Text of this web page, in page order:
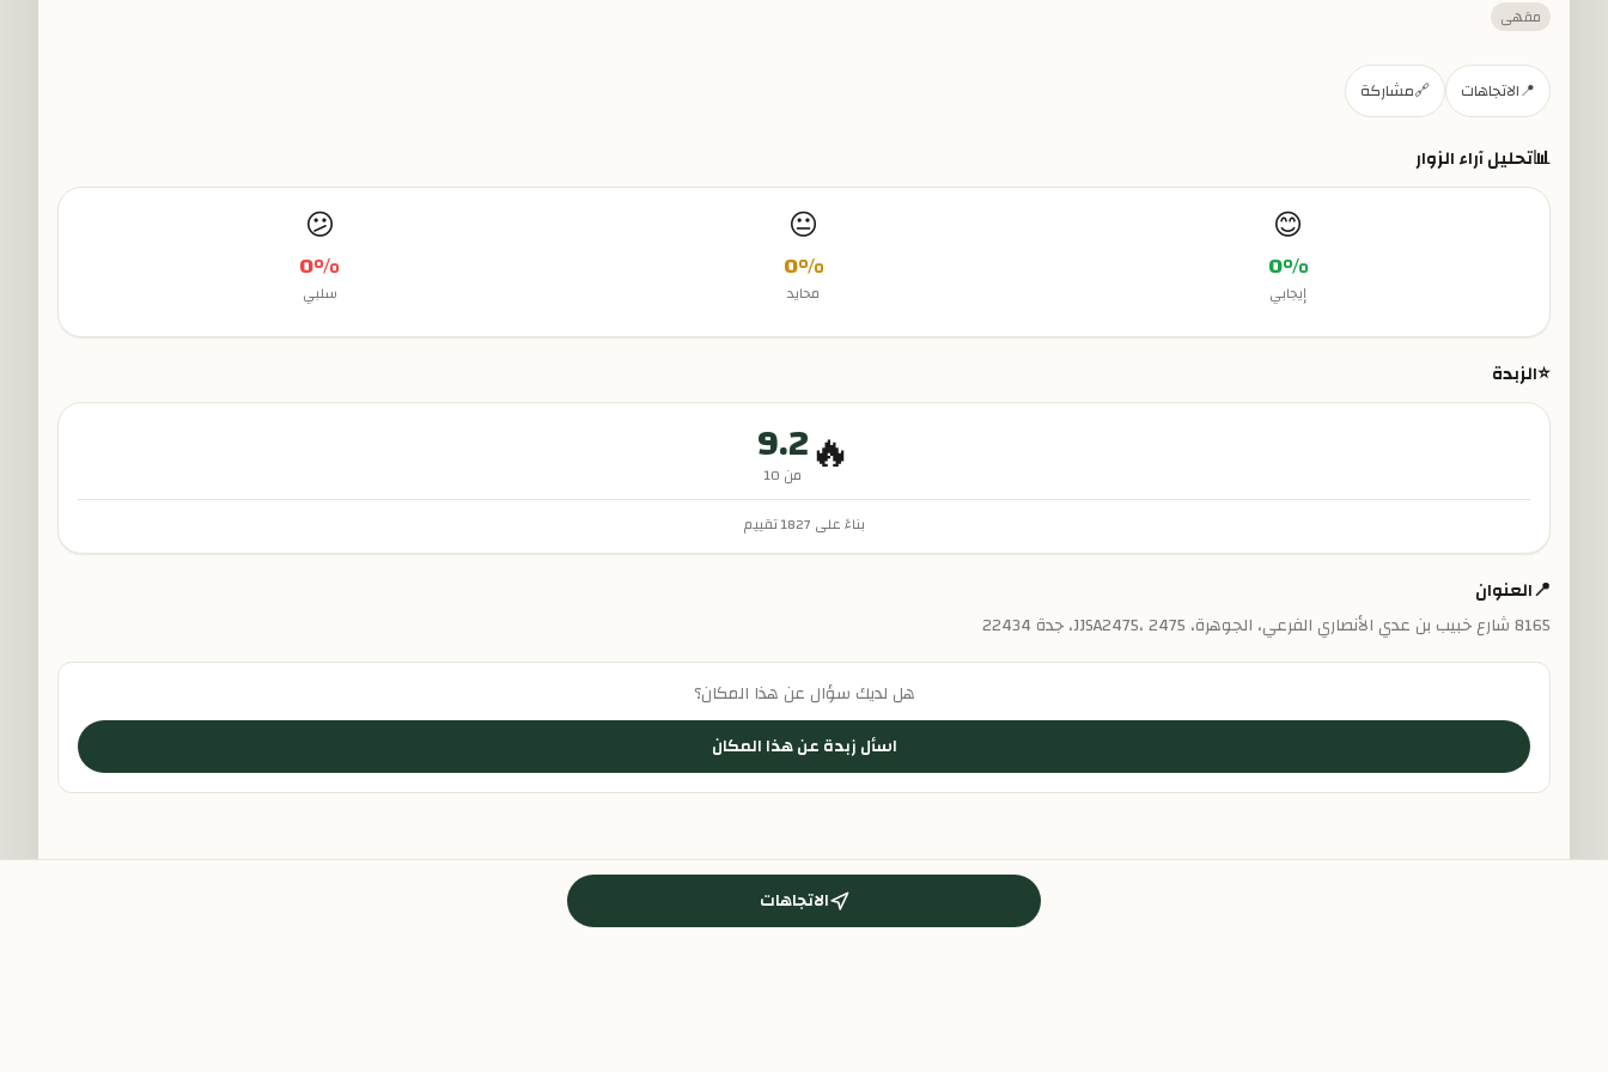
مقهى
📍الاتجاهات 🔗مشاركة
📊تحليل آراء الزوار
😊
0%
إيجابي
😐
0%
محايد
😕
0%
سلبي
⭐الزبدة
🔥
9.2
من 10
بناءً على 1827تقييم
📍العنوان
8165 شارع خبيب بن عدي الأنصاري الفرعي، الجوهرة، JJSA2475، 2475، جدة 22434
هل لديك سؤال عن هذا المكان؟
اسأل زبدة عن هذا المكان
الاتجاهات